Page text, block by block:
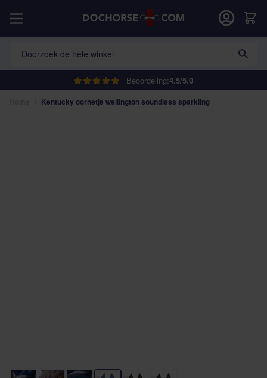
Beoordeling:4.5/5.0
Doorzoek de hele winkel
Cart
Kentucky oornetje wellington soundless sparkling